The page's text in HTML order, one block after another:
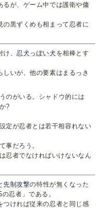
るが、ゲーム中では護衛や傭
の黒ずくめも相まって忍者に
、 忍犬っぽい犬 を相棒とす
いが、他の要素はまるっき
のがいる。シャドウ的には
?
定が忍者とは若干相容れない
事だろう。
忍者でなければいけないなん
先制攻撃の特性が無くなった
忍者」である。
つければ従来の忍者と同じ感